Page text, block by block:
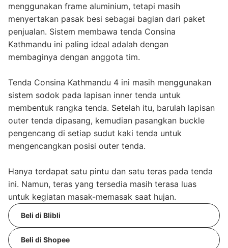
menggunakan frame aluminium, tetapi masih
menyertakan pasak besi sebagai bagian dari paket
penjualan. Sistem membawa tenda Consina
Kathmandu ini paling ideal adalah dengan
membaginya dengan anggota tim.
Tenda Consina Kathmandu 4 ini masih menggunakan
sistem sodok pada lapisan inner tenda untuk
membentuk rangka tenda. Setelah itu, barulah lapisan
outer tenda dipasang, kemudian pasangkan buckle
pengencang di setiap sudut kaki tenda untuk
mengencangkan posisi outer tenda.
Hanya terdapat satu pintu dan satu teras pada tenda
ini. Namun, teras yang tersedia masih terasa luas
untuk kegiatan masak-memasak saat hujan.
Beli di Blibli
Beli di Shopee